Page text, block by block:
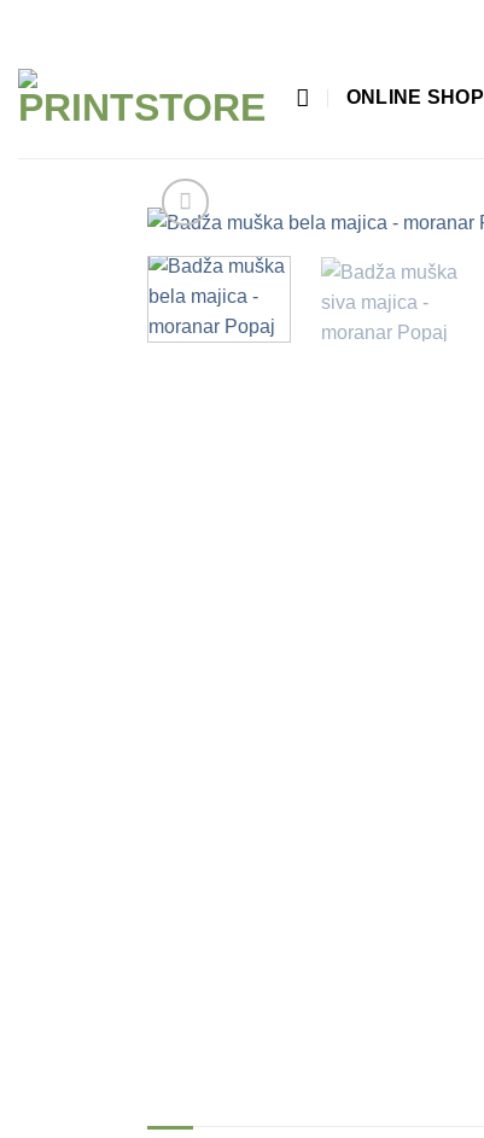
садржај
ONLINE SHOP